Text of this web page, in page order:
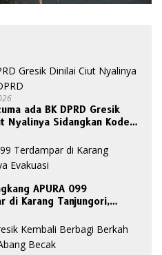
ada BK DPRD Gresik
Nyalinya Sidangkan Kode
APURA 099
di Karang Tanjungori,